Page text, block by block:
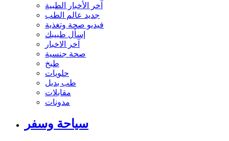
آخر الأخبار الطبية
جديد عالم الطب
فيديو صحة وتغذية
إسأل طبيبك
آخر الاخبار
صحة جنسية
طبخ
حلويات
طب بديل
مقابلات
مدونات
سياحة وسفر